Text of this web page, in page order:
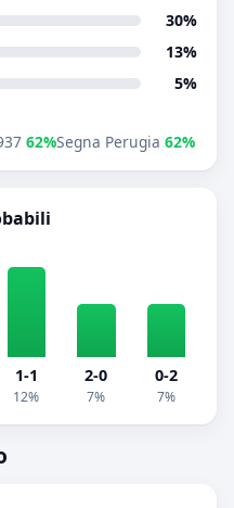
30%
13%
5%
62%Segna Perugia 62%
1-1
12%
2-0
7%
0-2
7%